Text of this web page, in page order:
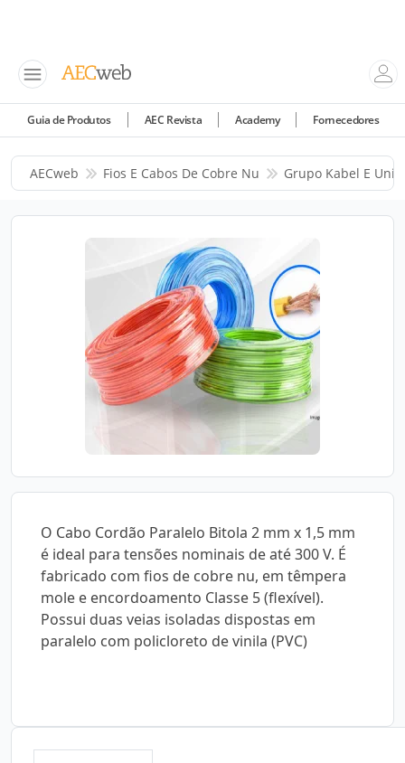
Guia de Produtos AEC Revista Academy Fornecedores
AECweb Fios E Cabos De Cobre Nu Grupo Kabel E
O Cabo Cordão Paralelo Bitola 2 mm x 1,5 mm
é ideal para tensões nominais de até 300 V. É
fabricado com fios de cobre nu, em têmpera
mole e encordoamento Classe 5 (flexível).
Possui duas veias isoladas dispostas em
paralelo com policloreto de vinila (PVC)